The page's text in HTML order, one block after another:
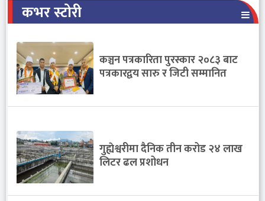
कभर स्टोरी
कञ्चन पत्रकारिता पुरस्कार २०८३ बाट
पत्रकारद्वय सारु र जिटी सम्मानित
गुह्येश्वरीमा दैनिक तीन करोड २४ लाख
लिटर ढल प्रशोधन